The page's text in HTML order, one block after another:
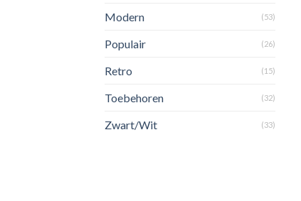
Modern (53)
Populair (26)
Retro (15)
Toebehoren (32)
Zwart/Wit (33)